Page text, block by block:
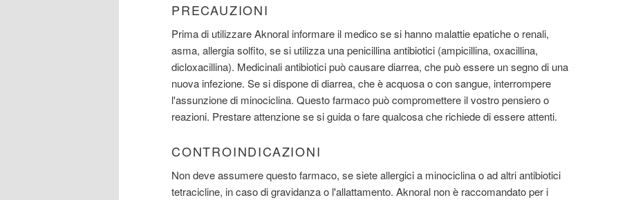
PRECAUZIONI
Prima di utilizzare Aknoral informare il medico se si hanno malattie epatiche o renali,
asma, allergia solfito, se si utilizza una penicillina antibiotici (ampicillina, oxacillina,
dicloxacillina). Medicinali antibiotici può causare diarrea, che può essere un segno di una
nuova infezione. Se si dispone di diarrea, che è acquosa o con sangue, interrompere
l'assunzione di minociclina. Questo farmaco può compromettere il vostro pensiero o
reazioni. Prestare attenzione se si guida o fare qualcosa che richiede di essere attenti.
CONTROINDICAZIONI
Non deve assumere questo farmaco, se siete allergici a minociclina o ad altri antibiotici
tetracicline, in caso di gravidanza o l'allattamento. Aknoral non è raccomandato per i